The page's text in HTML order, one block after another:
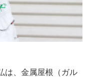
は、金属屋根（ガル